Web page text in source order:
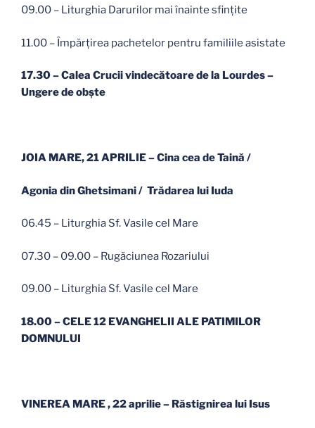
09.00 – Liturghia Darurilor mai înainte sfinţite
11.00 – Împărţirea pachetelor pentru familiile asistate
17.30 – Calea Crucii vindecătoare de la Lourdes–
Ungere de obşte
JOIA MARE, 21 APRILIE – Cina cea de Taină /
Agonia din Ghetsimani / Trădarea lui Iuda
06.45 – Liturghia Sf. Vasile cel Mare
07.30 – 09.00 – Rugăciunea Rozariului
09.00 – Liturghia Sf. Vasile cel Mare
18.00 – CELE 12 EVANGHELII ALE PATIMILOR
DOMNULUI
VINEREA MARE , 22 aprilie – Răstignirea lui Isus